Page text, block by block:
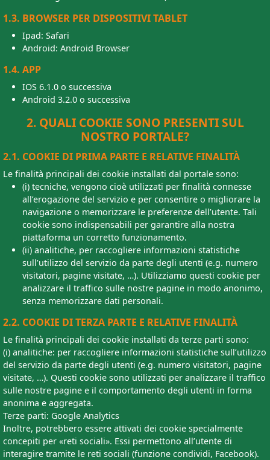
1.3. BROWSER PER DISPOSITIVI TABLET
Ipad: Safari
Android: Android Browser
1.4. APP
IOS 6.1.0 o successiva
Android 3.2.0 o successiva
2. QUALI COOKIE SONO PRESENTI SUL
NOSTRO PORTALE?
2.1. COOKIE DI PRIMA PARTE E RELATIVE FINALITÀ
Le finalità principali dei cookie installati dal portale sono:
(i) tecniche, vengono cioè utilizzati per finalità connesse
all’erogazione del servizio e per consentire o migliorare la
navigazione o memorizzare le preferenze dell’utente. Tali
cookie sono indispensabili per garantire alla nostra
piattaforma un corretto funzionamento.
(ii) analitiche, per raccogliere informazioni statistiche
sull’utilizzo del servizio da parte degli utenti (e.g. numero
visitatori, pagine visitate, …). Utilizziamo questi cookie per
analizzare il traffico sulle nostre pagine in modo anonimo,
senza memorizzare dati personali.
2.2. COOKIE DI TERZA PARTE E RELATIVE FINALITÀ
Le finalità principali dei cookie installati da terze parti sono:
(i) analitiche: per raccogliere informazioni statistiche sull’utilizzo
del servizio da parte degli utenti (e.g. numero visitatori, pagine
visitate, …). Questi cookie sono utilizzati per analizzare il traffico
sulle nostre pagine e il comportamento degli utenti in forma
anonima e aggregata.
Terze parti: Google Analytics
Inoltre, potrebbero essere attivati dei cookie specialmente
concepiti per «reti sociali». Essi permettono all’utente di
interagire tramite le reti sociali (funzione condividi, Facebook).